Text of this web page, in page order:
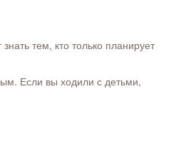
тем, кто только планирует
Если вы ходили с детьми,